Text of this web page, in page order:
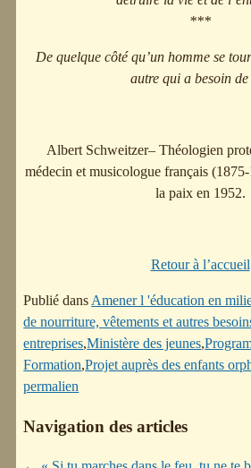
***
De quelque côté qu’un homme se
autre qui a besoin
Albert Schweitzer– Théologien
médecin et musicologue français
la paix en 1952.
Retour à l’accueil
Publié dans Amener l 'éducation en
de nourriture, vêtements et autres
entreprises,Ministère des jeunes,
Formation,Projet auprès des enfants
permalien
Navigation des articles